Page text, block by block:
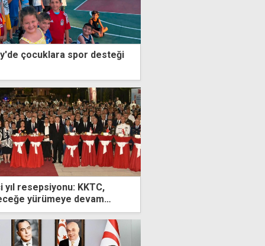
çocuklara spor desteği
resepsiyonu: KKTC,
yürümeye devam